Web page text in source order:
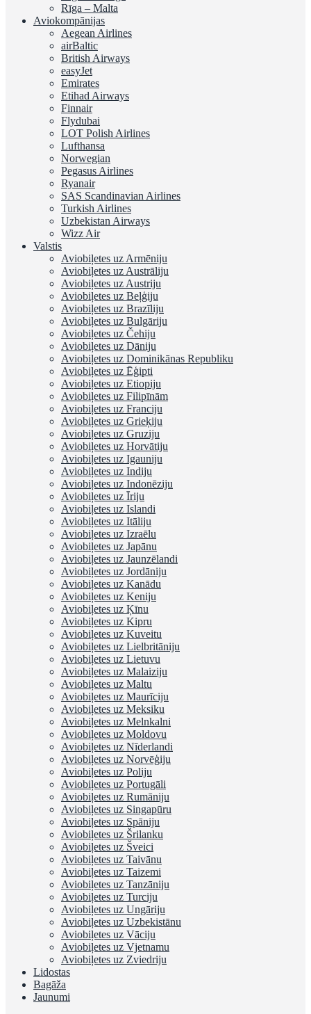
Rīga – Malta
Aviokompānijas
Aegean Airlines
airBaltic
British Airways
easyJet
Emirates
Etihad Airways
Finnair
Flydubai
LOT Polish Airlines
Lufthansa
Norwegian
Pegasus Airlines
Ryanair
SAS Scandinavian Airlines
Turkish Airlines
Uzbekistan Airways
Wizz Air
Valstis
Aviobiļetes uz Armēniju
Aviobiļetes uz Austrāliju
Aviobiļetes uz Austriju
Aviobiļetes uz Beļģiju
Aviobiļetes uz Brazīliju
Aviobiļetes uz Bulgāriju
Aviobiļetes uz Čehiju
Aviobiļetes uz Dāniju
Aviobiļetes uz Dominikānas Republiku
Aviobiļetes uz Ēģipti
Aviobiļetes uz Etiopiju
Aviobiļetes uz Filipīnām
Aviobiļetes uz Franciju
Aviobiļetes uz Grieķiju
Aviobiļetes uz Gruziju
Aviobiļetes uz Horvātiju
Aviobiļetes uz Igauniju
Aviobiļetes uz Indiju
Aviobiļetes uz Indonēziju
Aviobiļetes uz Īriju
Aviobiļetes uz Islandi
Aviobiļetes uz Itāliju
Aviobiļetes uz Izraēlu
Aviobiļetes uz Japānu
Aviobiļetes uz Jaunzēlandi
Aviobiļetes uz Jordāniju
Aviobiļetes uz Kanādu
Aviobiļetes uz Keniju
Aviobiļetes uz Ķīnu
Aviobiļetes uz Kipru
Aviobiļetes uz Kuveitu
Aviobiļetes uz Lielbritāniju
Aviobiļetes uz Lietuvu
Aviobiļetes uz Malaiziju
Aviobiļetes uz Maltu
Aviobiļetes uz Maurīciju
Aviobiļetes uz Meksiku
Aviobiļetes uz Melnkalni
Aviobiļetes uz Moldovu
Aviobiļetes uz Nīderlandi
Aviobiļetes uz Norvēģiju
Aviobiļetes uz Poliju
Aviobiļetes uz Portugāli
Aviobiļetes uz Rumāniju
Aviobiļetes uz Singapūru
Aviobiļetes uz Spāniju
Aviobiļetes uz Šrilanku
Aviobiļetes uz Šveici
Aviobiļetes uz Taivānu
Aviobiļetes uz Taizemi
Aviobiļetes uz Tanzāniju
Aviobiļetes uz Turciju
Aviobiļetes uz Ungāriju
Aviobiļetes uz Uzbekistānu
Aviobiļetes uz Vāciju
Aviobiļetes uz Vjetnamu
Aviobiļetes uz Zviedriju
Lidostas
Bagāža
Jaunumi